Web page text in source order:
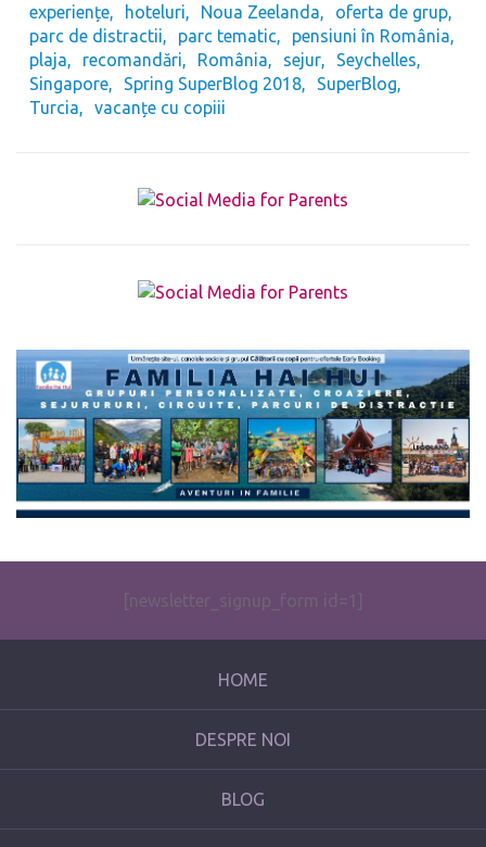
experiențe
hoteluri Noua Zeelanda
oferta de grup
parc de distractii
parc tematic
pensiuni în România
plaja
recomandări România sejur
Seychelles
Singapore
Spring SuperBlog 2018
SuperBlog
Turcia
vacanțe cu copiii
The form you have selected does not exist.
[newsletter_signup_form id=1]
HOME
DESPRE NOI
BLOG